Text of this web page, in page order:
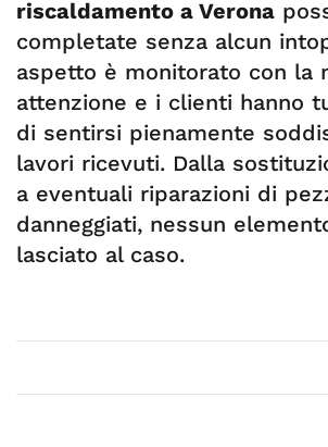
riscaldamento a Verona
completate senza alcun
aspetto è monitorato con la
attenzione e i clienti hanno
di sentirsi pienamente
lavori ricevuti. Dalla
a eventuali riparazioni di
danneggiati, nessun
lasciato al caso.